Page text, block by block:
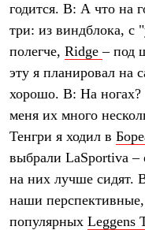
годится. В: А что на
три: из виндблока, с
полегче, Ridge– под
эту я планировал на
хорошо. В: На
меня их много
Тенгри я ходил в
выбрали LaSportiva
на них лучше сидят.
наши
популярных Leggens